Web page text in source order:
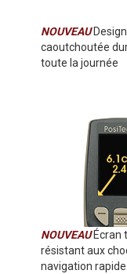
NOUVEAU
caoutchoutée
toute la journée
NOUVEAUÉcran
résistant aux
navigation